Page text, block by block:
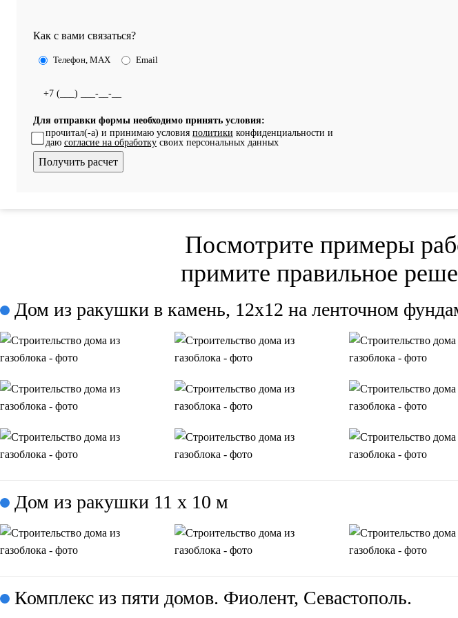
Как с вами связаться?
Телефон, MAX Email
Для отправки формы необходимо принять условия:
прочитал(-а) и принимаю условия политики конфиденциальности и
даю согласие на обработку своих персональных данных
Посмотрите примеры
примите правильное
Дом из ракушки в камень, 12x12 на ленточном
Дом из ракушки 11 х 10 м
Комплекс из пяти домов. Фиолент, Севастополь.